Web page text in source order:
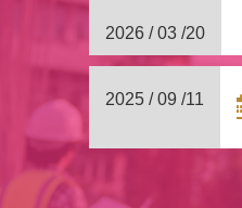
2026 / 03 /20
2025 / 09 /11